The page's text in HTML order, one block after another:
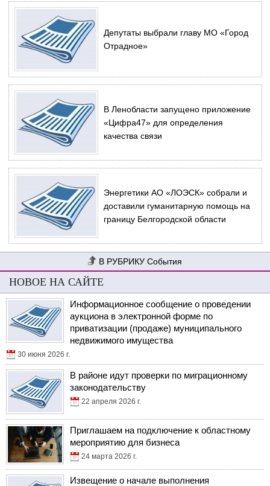
Депутаты выбрали главу МО «Город
Отрадное»
В Ленобласти запущено приложение
«Цифра47» для определения
качества связи
Энергетики АО «ЛОЭСК» собрали и
доставили гуманитарную помощь на
границу Белгородской области
События
НОВОЕ НА САЙТЕ
Информационное сообщение о проведении
аукциона в электронной форме по
приватизации (продаже) муниципального
недвижимого имущества
30 июня 2026 г.
В районе идут проверки по миграционному
законодательству
22 апреля 2026 г.
Приглашаем на подключение к областному
мероприятию для бизнеса
24 марта 2026 г.
Извещение о начале выполнения